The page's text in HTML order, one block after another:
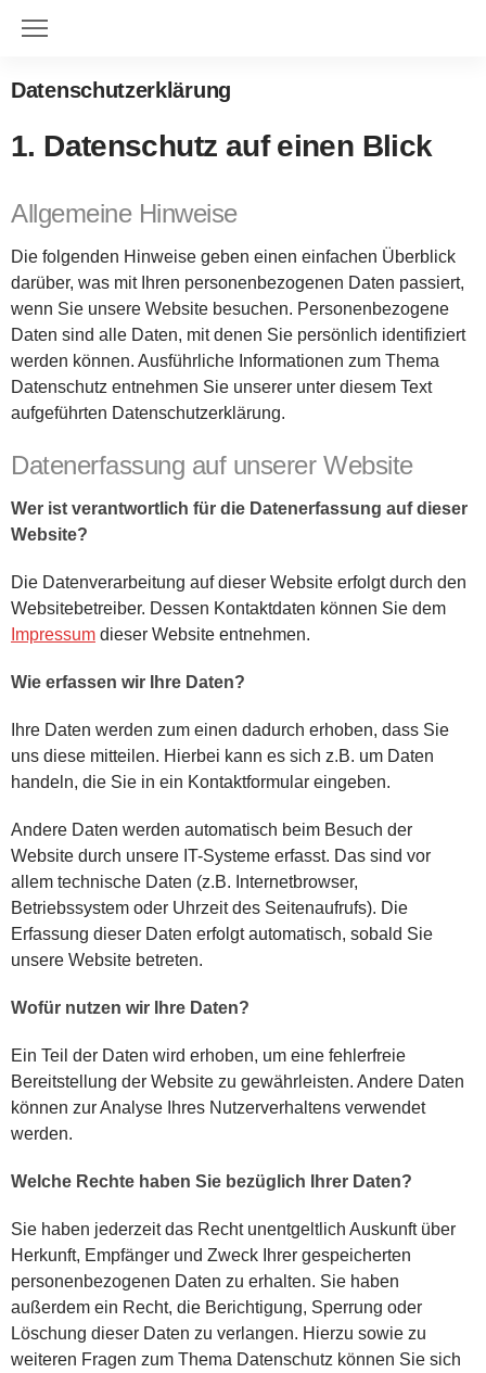
Datenschutzerklärung
1. Datenschutz auf einen Blick
Allgemeine Hinweise
Die folgenden Hinweise geben einen einfachen Überblick
darüber, was mit Ihren personenbezogenen Daten passiert,
wenn Sie unsere Website besuchen. Personenbezogene
Daten sind alle Daten, mit denen Sie persönlich identifiziert
werden können. Ausführliche Informationen zum Thema
Datenschutz entnehmen Sie unserer unter diesem Text
aufgeführten Datenschutzerklärung.
Datenerfassung auf unserer Website
Wer ist verantwortlich für die Datenerfassung auf dieser
Website?
Die Datenverarbeitung auf dieser Website erfolgt durch den
Websitebetreiber. Dessen Kontaktdaten können Sie dem
Impressum dieser Website entnehmen.
Wie erfassen wir Ihre Daten?
Ihre Daten werden zum einen dadurch erhoben, dass Sie
uns diese mitteilen. Hierbei kann es sich z.B. um Daten
handeln, die Sie in ein Kontaktformular eingeben.
Andere Daten werden automatisch beim Besuch der
Website durch unsere IT-Systeme erfasst. Das sind vor
allem technische Daten (z.B. Internetbrowser,
Betriebssystem oder Uhrzeit des Seitenaufrufs). Die
Erfassung dieser Daten erfolgt automatisch, sobald Sie
unsere Website betreten.
Wofür nutzen wir Ihre Daten?
Ein Teil der Daten wird erhoben, um eine fehlerfreie
Bereitstellung der Website zu gewährleisten. Andere Daten
können zur Analyse Ihres Nutzerverhaltens verwendet
werden.
Welche Rechte haben Sie bezüglich Ihrer Daten?
Sie haben jederzeit das Recht unentgeltlich Auskunft über
Herkunft, Empfänger und Zweck Ihrer gespeicherten
personenbezogenen Daten zu erhalten. Sie haben
außerdem ein Recht, die Berichtigung, Sperrung oder
Löschung dieser Daten zu verlangen. Hierzu sowie zu
weiteren Fragen zum Thema Datenschutz können Sie sich